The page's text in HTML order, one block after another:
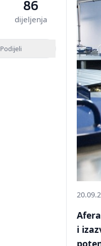
86
dijeljenja
Podijeli
i